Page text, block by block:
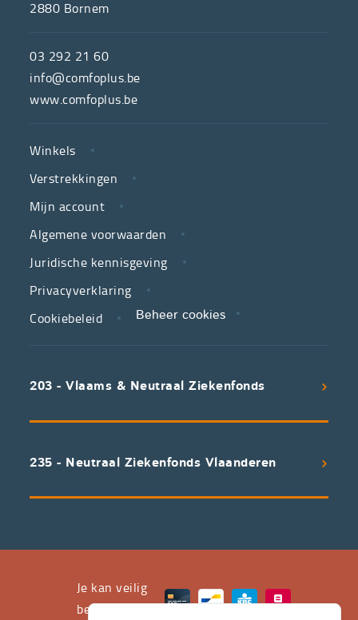
de
hulpmiddelenwinkel
van
neutrale
ziekenfondsen,
is
partner
in
zorg.
We
voorwaarden
uitstekend
waarvan
2880 Bornem
03 292 21 60
info@comfoplus.be
www.comfoplus.be
LINKS
Winkels
Verstrekkingen
Mijn account
Algemene voorwaarden
Juridische kennisgeving
Privacyverklaring
Cookiebeleid
Beheer cookies
203 - Vlaams & Neutraal Ziekenfonds
235 - Neutraal Ziekenfonds Vlaanderen
Je kan veilig
betalen met